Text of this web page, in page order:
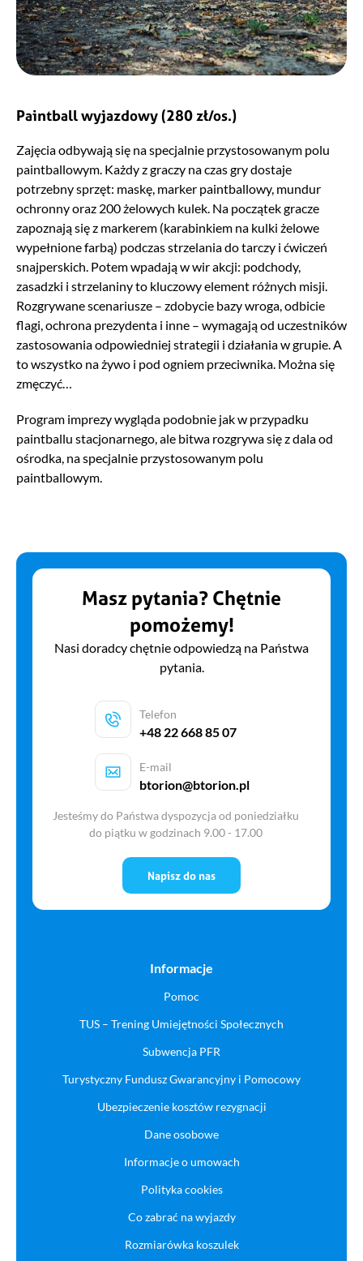
Paintball wyjazdowy(280 zł/os.)
Zajęcia odbywają się na specjalnie przystosowanym polu
paintballowym. Każdy z graczy na czas gry dostaje
potrzebny sprzęt: maskę, marker paintballowy, mundur
ochronny oraz 200 żelowych kulek. Na początek gracze
zapoznają się z markerem (karabinkiem na kulki żelowe
wypełnione farbą) podczas strzelania do tarczy i ćwiczeń
snajperskich. Potem wpadają w wir akcji: podchody,
zasadzki i strzelaniny to kluczowy element różnych misji.
Rozgrywane scenariusze – zdobycie bazy wroga, odbicie
flagi, ochrona prezydenta i inne – wymagają od uczestników
zastosowania odpowiedniej strategii i działania w grupie. A
to wszystko na żywo i pod ogniem przeciwnika. Można się
zmęczyć…
Program imprezy wygląda podobnie jak w przypadku
paintballu stacjonarnego, ale bitwa rozgrywa się z dala od
ośrodka, na specjalnie przystosowanym polu
paintballowym.
Masz pytania? Chętnie
pomożemy!
Nasi doradcy chętnie odpowiedzą na Państwa
pytania.
Telefon
+48 22 668 85 07
E-mail
btorion@btorion.pl
Jesteśmy do Państwa dyspozycja od poniedziałku
do piątku w godzinach 9.00 - 17.00
Napisz do nas
Informacje
Pomoc
TUS – Trening Umiejętności Społecznych
Subwencja PFR
Turystyczny Fundusz Gwarancyjny i Pomocowy
Ubezpieczenie kosztów rezygnacji
Dane osobowe
Informacje o umowach
Polityka cookies
Co zabrać na wyjazdy
Rozmiarówka koszulek